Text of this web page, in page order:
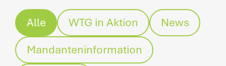
Alle WTG in Aktion
News
Mandanteninformation